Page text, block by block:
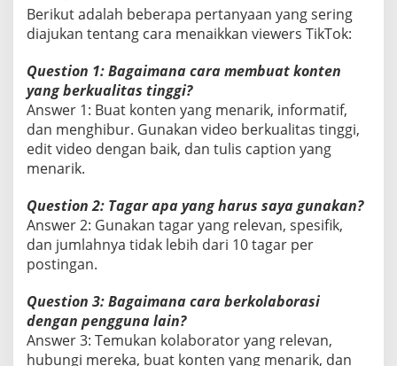
Berikut adalah beberapa pertanyaan yang sering
diajukan tentang cara menaikkan viewers TikTok:
Question 1: Bagaimana cara membuat konten
yang berkualitas tinggi?
Answer 1: Buat konten yang menarik, informatif,
dan menghibur. Gunakan video berkualitas tinggi,
edit video dengan baik, dan tulis caption yang
menarik.
Question 2: Tagar apa yang harus saya gunakan?
Answer 2: Gunakan tagar yang relevan, spesifik,
dan jumlahnya tidak lebih dari 10 tagar per
postingan.
Question 3: Bagaimana cara berkolaborasi
dengan pengguna lain?
Answer 3: Temukan kolaborator yang relevan,
hubungi mereka, buat konten yang menarik, dan